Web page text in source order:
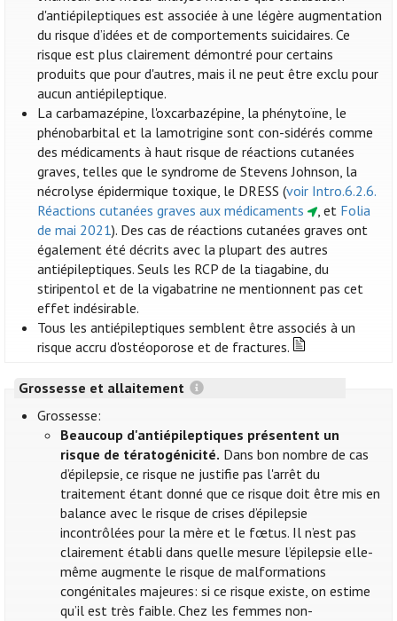
d'antiépileptiques est associée à une légère augmentation
du risque d’idées et de comportements suicidaires. Ce
risque est plus clairement démontré pour certains
produits que pour d'autres, mais il ne peut être exclu pour
aucun antiépileptique.
La carbamazépine, l'oxcarbazépine, la phénytoïne, le
phénobarbital et la lamotrigine sont con-sidérés comme
des médicaments à haut risque de réactions cutanées
graves, telles que le syndrome de Stevens Johnson, la
nécrolyse épidermique toxique, le DRESS (voir Intro.6.2.6.
Réactions cutanées graves aux médicaments
, et Folia
de mai 2021). Des cas de réactions cutanées graves ont
également été décrits avec la plupart des autres
antiépileptiques. Seuls les RCP de la tiagabine, du
stiripentol et de la vigabatrine ne mentionnent pas cet
effet indésirable.
Tous les antiépileptiques semblent être associés à un
risque accru d'ostéoporose et de fractures.
Grossesse et allaitement
Grossesse:
Beaucoup d'antiépileptiques présentent un
risque de tératogénicité. Dans bon nombre de cas
d’épilepsie, ce risque ne justifie pas l'arrêt du
traitement étant donné que ce risque doit être mis en
balance avec le risque de crises d’épilepsie
incontrôlées pour la mère et le fœtus. Il n’est pas
clairement établi dans quelle mesure l’épilepsie elle-
même augmente le risque de malformations
congénitales majeures: si ce risque existe, on estime
qu’il est très faible. Chez les femmes non-